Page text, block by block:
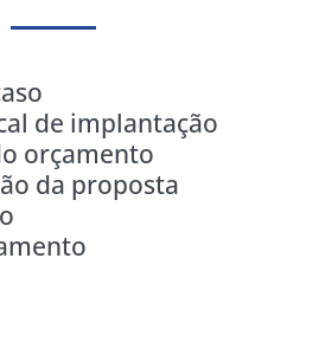
de implantação
orçamento
da proposta